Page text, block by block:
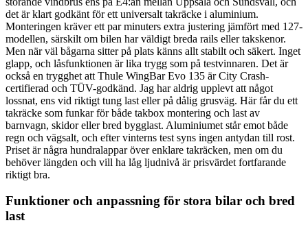
det är klart godkänt för ett universalt takräcke i aluminium.
Monteringen kräver ett par minuters extra justering jämfört med 127-
modellen, särskilt om bilen har väldigt breda rails eller takskenor.
Men när väl bågarna sitter på plats känns allt stabilt och säkert. Inget
glapp, och låsfunktionen är lika trygg som på testvinnaren. Det är
också en trygghet att Thule WingBar Evo 135 är City Crash-
certifierad och TÜV-godkänd. Jag har aldrig upplevt att något
lossnat, ens vid riktigt tung last eller på dålig grusväg. Här får du ett
takräcke som funkar för både takbox montering och last av
barnvagn, skidor eller bred bygglast. Aluminiumet står emot både
regn och vägsalt, och efter vinterns test syns ingen antydan till rost.
Priset är några hundralappar över enklare takräcken, men om du
behöver längden och vill ha låg ljudnivå är prisvärdet fortfarande
riktigt bra.
Funktioner och anpassning för stora bilar och bred
last